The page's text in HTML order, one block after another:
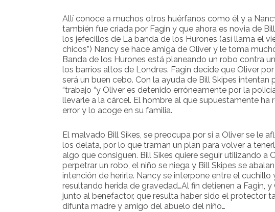
Allí conoce a muchos otros huérfanos como él y a
también fue criada por Fagin y que ahora es novia de
los jefecillos de La banda de los Hurones (así llama el
chicos”) Nancy se hace amiga de Oliver y le toma
Banda de los Hurones está planeando un robo contra
los barrios altos de Londres. Fagin decide que Oliver
será un buen cebo. Con la ayuda de Bill Skipes intentan
“trabajo “y Oliver es detenido erróneamente por la
llevarle a la cárcel. El hombre al que supuestamente ha
error y lo acoge en su familia.
El malvado Bill Sikes, se preocupa por si a Oliver se le
los delata, por lo que traman un plan para volver a
algo que consiguen. Bill Sikes quiere seguir utilizando a
perpetrar un robo, el niño se niega y Bill Skipes se
intención de herirle. Nancy se interpone entre el cuchillo
resultando herida de gravedad…Al fin detienen a Fagin,
junto al benefactor, que resulta haber sido el protector
difunta madre y amigo del abuelo del niño…